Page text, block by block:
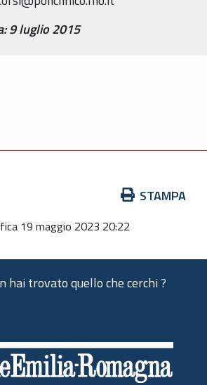
9 luglio 2015
STAMPA
19 maggio 2023 20:22
hai trovato quello che cerchi ?